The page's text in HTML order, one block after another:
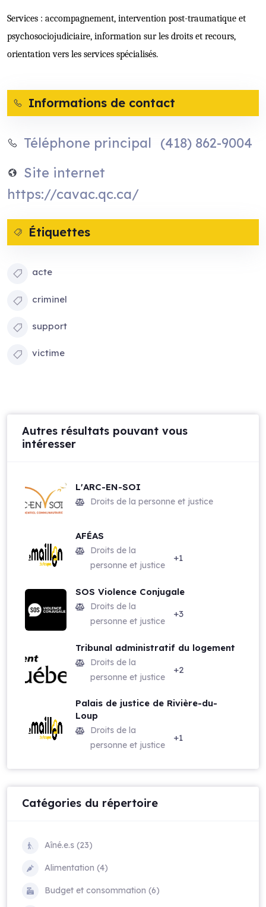
Services : accompagnement, intervention post-traumatique et
psychosociojudiciaire, information sur les droits et recours,
orientation vers les services spécialisés.
Informations de contact
Téléphone principal
(418) 862-9004
Site internet
https://cavac.qc.ca/
Étiquettes
acte
criminel
support
victime
Autres résultats pouvant vous
intéresser
L'ARC-EN-SOI
Droits de la personne et justice
AFÉAS
Droits de la
personne et justice
+1
SOS Violence Conjugale
Droits de la
personne et justice
+3
Tribunal administratif du logement
Droits de la
personne et justice
+2
Palais de justice de Rivière-du-
Loup
Droits de la
personne et justice
+1
Catégories du répertoire
Aîné.e.s (23)
Alimentation (4)
Budget et consommation (6)